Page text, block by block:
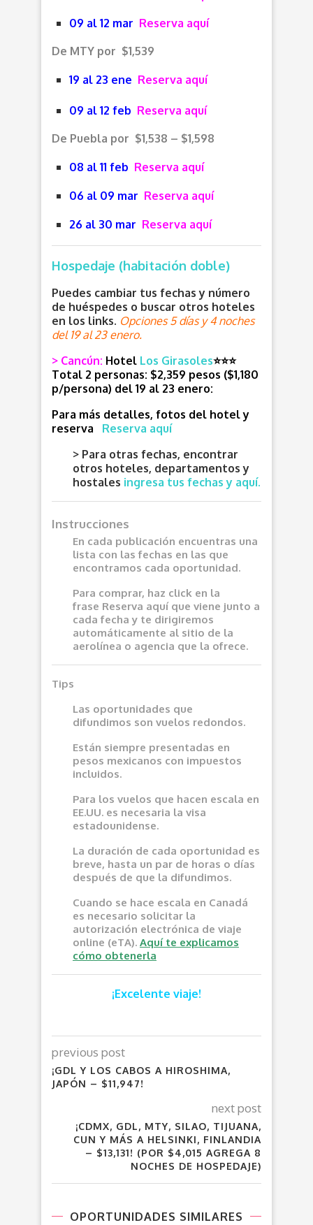
09 al 12 mar Reserva aquí
De MTY por $1,539
19 al 23 ene Reserva aquí
09 al 12 feb Reserva aquí
De Puebla por $1,538 – $1,598
08 al 11 feb Reserva aquí
06 al 09 mar Reserva aquí
26 al 30 mar Reserva aquí
Hospedaje (habitación doble)
Puedes cambiar tus fechas y número
de huéspedes o buscar otros hoteles
en los links. Opciones 5 días y 4 noches
del 19 al 23 enero.
> Cancún: Hotel Los Girasoles⭐⭐⭐
Total 2 personas: $2,359 pesos ($1,180
p/persona) del 19 al 23 enero:
Para más detalles, fotos del hotel y
reserva
Reserva aquí
> Para otras fechas, encontrar
otros hoteles, departamentos y
hostales ingresa tus fechas y aquí.
Instrucciones
En cada publicación encuentras una
lista con las fechas en las que
encontramos cada oportunidad.
Para comprar, haz click en la
frase Reserva aquí que viene junto a
cada fecha y te dirigiremos
automáticamente al sitio de la
aerolínea o agencia que la ofrece.
Tips
Las oportunidades que
difundimos son vuelos redondos.
Están siempre presentadas en
pesos mexicanos con impuestos
incluidos.
Para los vuelos que hacen escala en
EE.UU. es necesaria la visa
estadounidense.
La duración de cada oportunidad es
breve, hasta un par de horas o días
después de que la difundimos.
Cuando se hace escala en Canadá
es necesario solicitar la
autorización electrónica de viaje
online (eTA). Aquí te explicamos
cómo obtenerla
¡Excelente viaje!
previous post
¡GDL Y LOS CABOS A HIROSHIMA,
JAPÓN – $11,947!
next post
¡CDMX, GDL, MTY, SILAO, TIJUANA,
CUN Y MÁS A HELSINKI, FINLANDIA
– $13,131! (POR $4,015 AGREGA 8
NOCHES DE HOSPEDAJE)
OPORTUNIDADES SIMILARES